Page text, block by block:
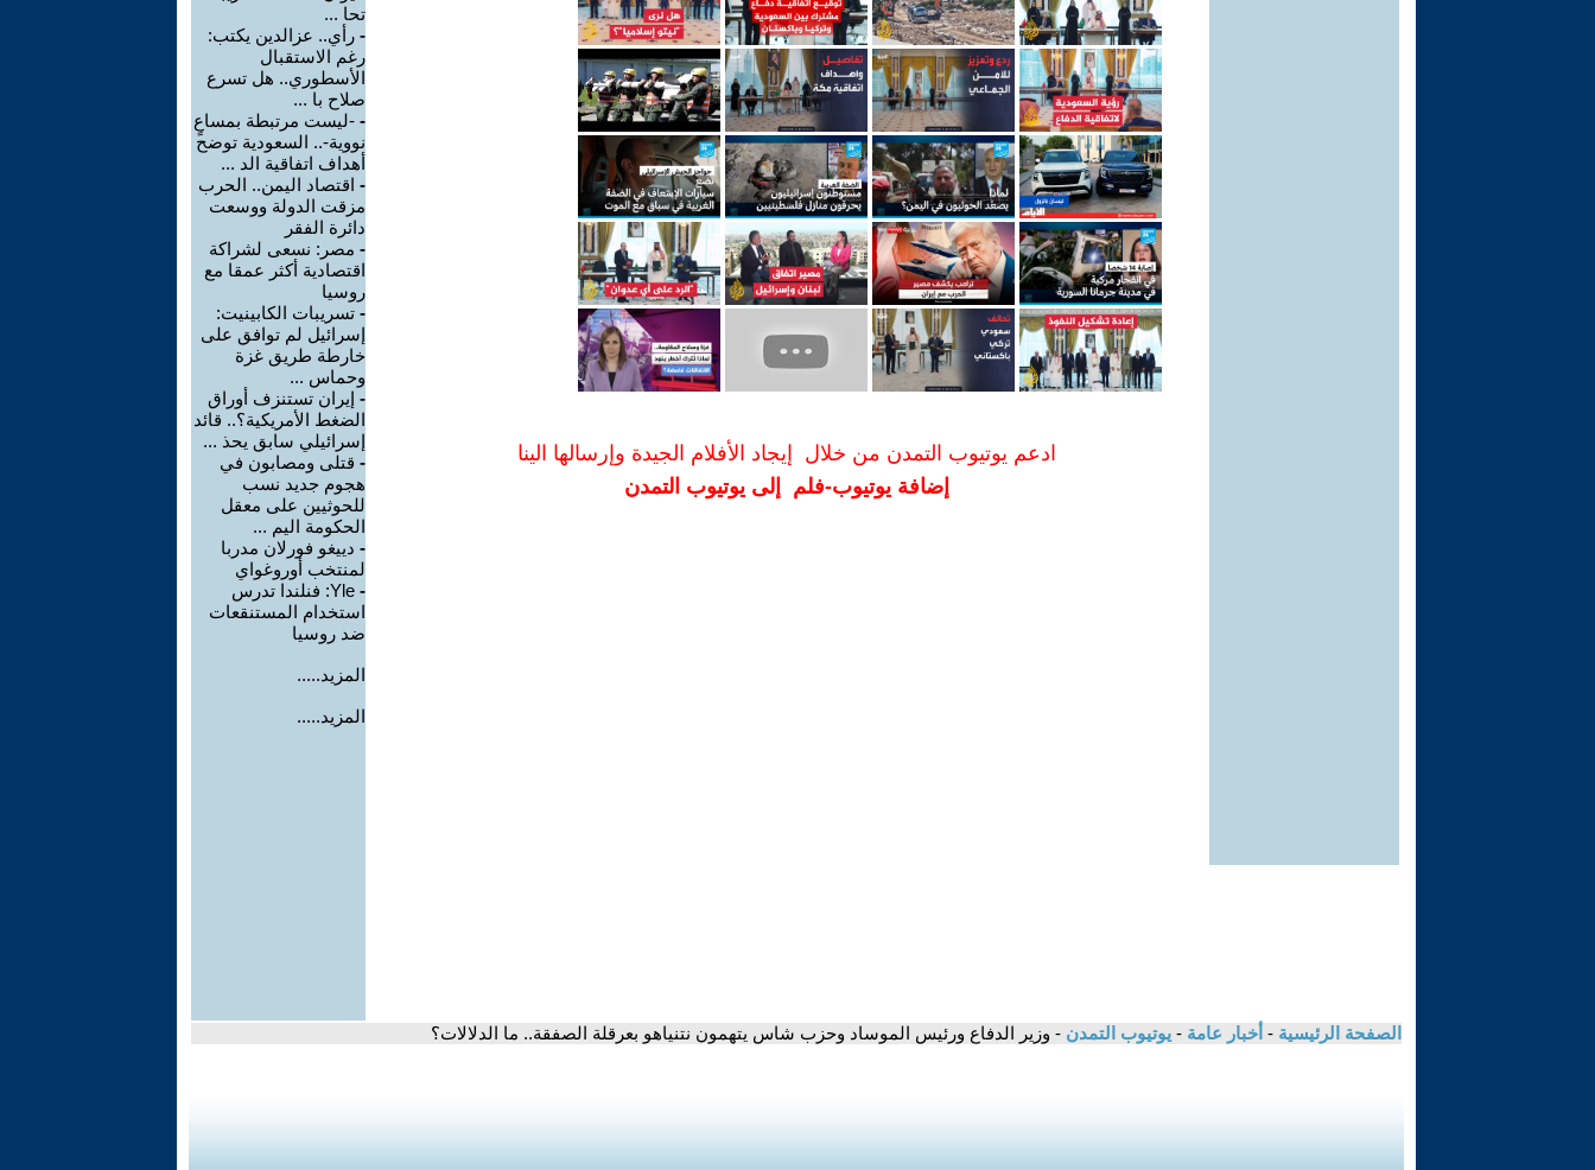
ادعم يوتيوب التمدن من خلال إيجاد الأفلام الجيدة وإرسالها الينا
إضافة يوتيوب-فلم إلى يوتيوب التمدن
تحا ...
- رأي.. عزالدين يكتب:
رغم الاستقبال
الأسطوري.. هل تسرع
صلاح با ...
- -ليست مرتبطة بمساعٍ
نووية-.. السعودية توضح
أهداف اتفاقية الد ...
- اقتصاد اليمن.. الحرب
مزقت الدولة ووسعت
دائرة الفقر
- مصر: نسعى لشراكة
اقتصادية أكثر عمقا مع
روسيا
- تسريبات الكابينيت:
إسرائيل لم توافق على
خارطة طريق غزة
وحماس ...
- إيران تستنزف أوراق
الضغط الأمريكية؟.. قائد
إسرائيلي سابق يحذ ...
- قتلى ومصابون في
هجوم جديد نسب
للحوثيين على معقل
الحكومة اليم ...
- دييغو فورلان مدربا
لمنتخب أوروغواي
-
Yle: فنلندا تدرس
استخدام المستنقعات
ضد روسيا
المزيد.....
المزيد.....
الصفحة الرئيسية - أخبار عامة - يوتيوب التمدن - وزير الدفاع ورئيس الموساد وحزب شاس يتهمون نتنياهو بعرقلة الصفقة.. ما الدلالات؟